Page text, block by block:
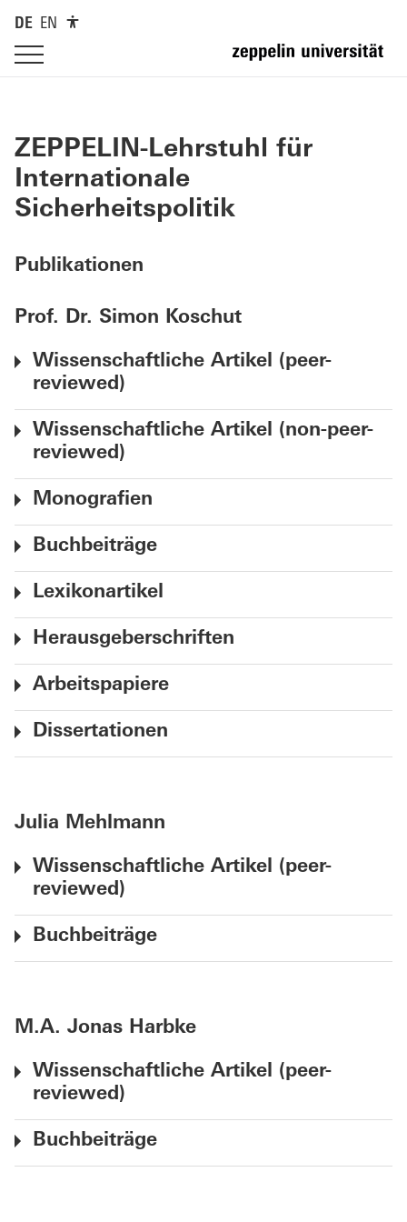
DE EN
ZEPPELIN-Lehrstuhl für
Internationale
Sicherheitspolitik
Publikationen
Prof. Dr. Simon Koschut
Wissenschaftliche Artikel (peer-
reviewed)
Wissenschaftliche Artikel (non-peer-
reviewed)
Monografien
Buchbeiträge
Lexikonartikel
Herausgeberschriften
Arbeitspapiere
Dissertationen
Julia Mehlmann
Wissenschaftliche Artikel (peer-
reviewed)
Buchbeiträge
M.A. Jonas Harbke
Wissenschaftliche Artikel (peer-
reviewed)
Buchbeiträge